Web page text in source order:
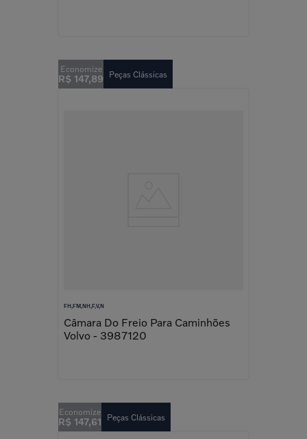
R$ 147,89 Peças Clássicas
FH,FM,NH,F,V,N
Câmara Do Freio Para Caminhões
Volvo - 3987120
R$ 147,61 Peças Clássicas